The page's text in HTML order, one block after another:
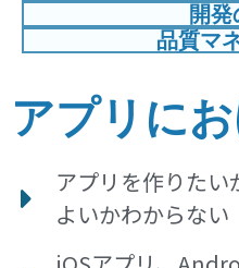
開
品質マ
アプリに
アプリを作りたい
よいかわからない